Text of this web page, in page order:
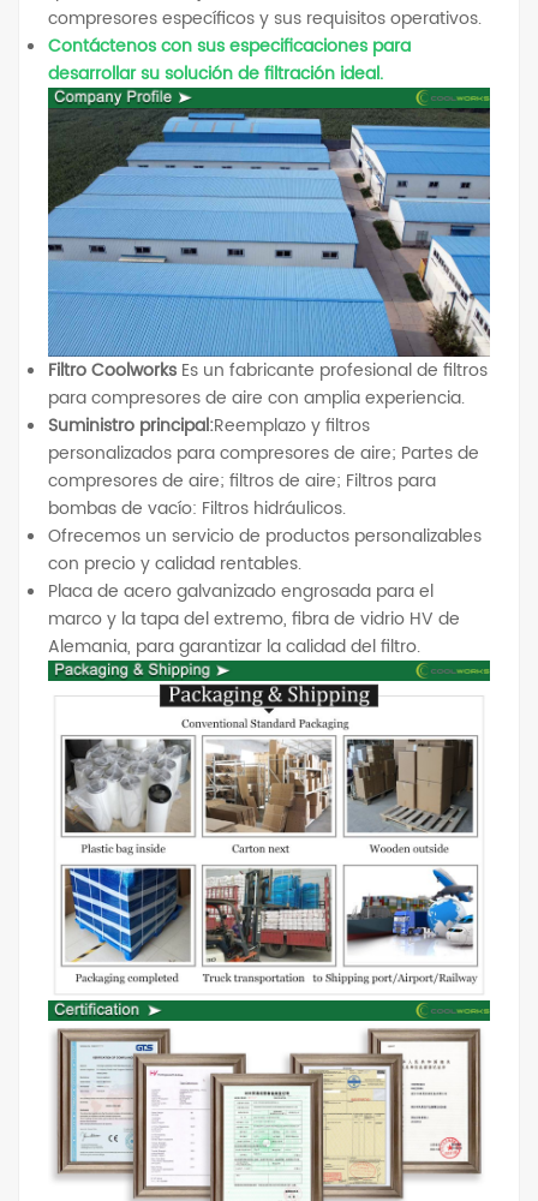
compresores específicos y sus requisitos operativos.
Contáctenos con sus especificaciones para
desarrollar su solución de filtración ideal.
Filtro Coolworks Es un fabricante profesional de filtros
para compresores de aire con amplia experiencia.
Suministro principal:Reemplazo y filtros
personalizados para compresores de aire; Partes de
compresores de aire; filtros de aire; Filtros para
bombas de vacío: Filtros hidráulicos.
Ofrecemos un servicio de productos personalizables
con precio y calidad rentables.
Placa de acero galvanizado engrosada para el
marco y la tapa del extremo, fibra de vidrio HV de
Alemania, para garantizar la calidad del filtro.